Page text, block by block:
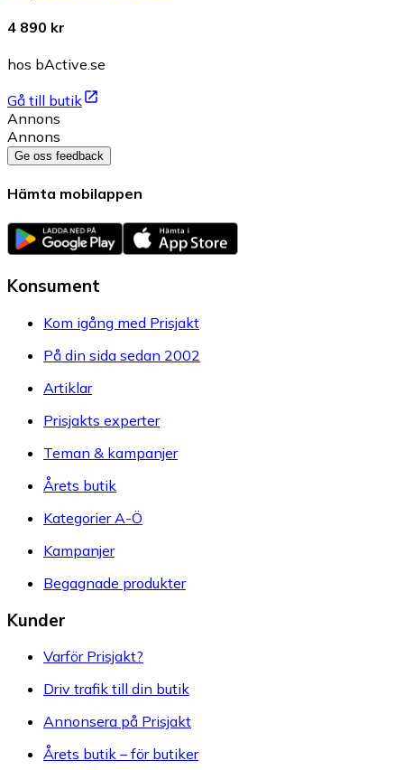
4 890 kr
hos bActive.se
Gå till butik
Annons
Annons
Ge oss feedback
Hämta mobilappen
Konsument
Kom igång med Prisjakt
På din sida sedan 2002
Artiklar
Prisjakts experter
Teman & kampanjer
Årets butik
Kategorier A-Ö
Kampanjer
Begagnade produkter
Kunder
Varför Prisjakt?
Driv trafik till din butik
Annonsera på Prisjakt
Årets butik – för butiker